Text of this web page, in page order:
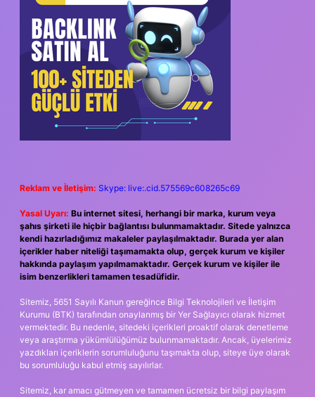
Reklam ve İletişim: Skype: live:.cid.575569c608265c69
Yasal Uyarı: Bu internet sitesi, herhangi bir marka, kurum veya
şahıs şirketi ile hiçbir bağlantısı bulunmamaktadır. Sitede yalnızca
kendi hazırladığımız makaleler paylaşılmaktadır. Burada yer alan
içerikler haber niteliği taşımamakta olup, gerçek kurum ve kişiler
hakkında paylaşım yapılmamaktadır. Gerçek kurum ve kişiler ile
isim benzerlikleri tamamen tesadüfidir.
Sitemiz, 5651 Sayılı Kanun gereğince Bilgi Teknolojileri ve İletişim
Kurumu (BTK) tarafından onaylanmış bir Yer Sağlayıcı olarak hizmet
vermektedir. Bu nedenle, sitedeki içerikleri proaktif olarak denetleme
veya araştırma yükümlülüğümüz bulunmamaktadır. Ancak, üyelerimiz
yazdıkları içeriklerin sorumluluğunu taşımakta olup, siteye üye olarak
bu sorumluluğu kabul etmiş sayılırlar.
Sitemiz, kar amacı gütmeyen ve tamamen ücretsiz bir bilgi paylaşım